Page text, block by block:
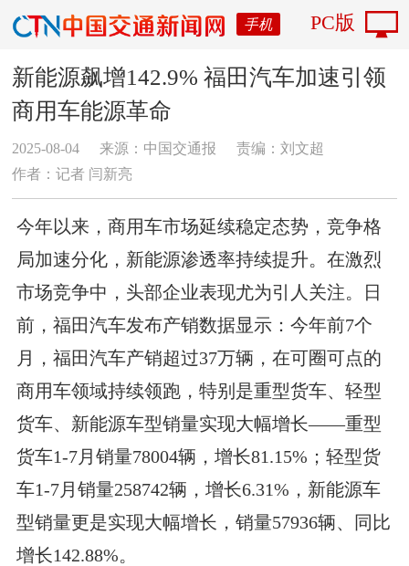
手机 PC版
新能源飙增142.9% 福田汽车加速引领
商用车能源革命
2025-08-04 来源：中国交通报
责编：刘文超
作者：记者 闫新亮
今年以来，商用车市场延续稳定态势，竞争格
局加速分化，新能源渗透率持续提升。在激烈
市场竞争中，头部企业表现尤为引人关注。日
前，福田汽车发布产销数据显示：今年前7个
月，福田汽车产销超过37万辆，在可圈可点的
商用车领域持续领跑，特别是重型货车、轻型
货车、新能源车型销量实现大幅增长——重型
货车1-7月销量78004辆，增长81.15%；轻型货
车1-7月销量258742辆，增长6.31%，新能源车
型销量更是实现大幅增长，销量57936辆、同比
增长142.88%。